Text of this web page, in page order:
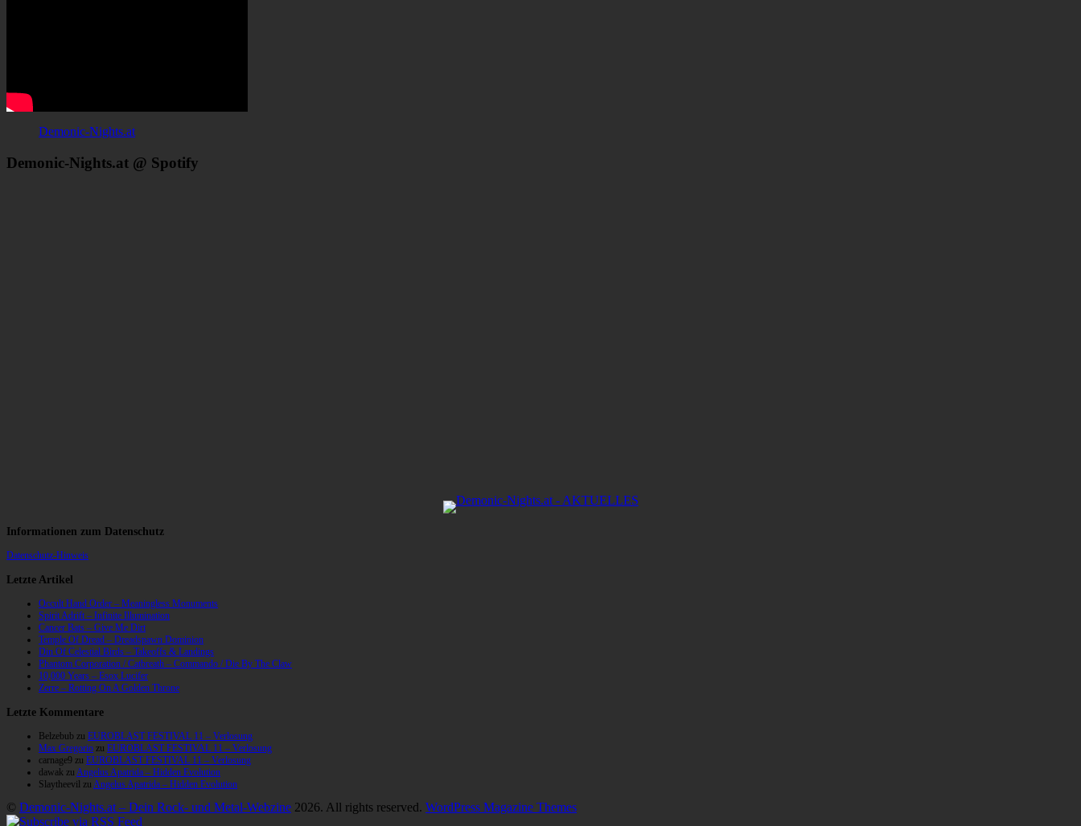
Demonic-Nights.at
Demonic-Nights.at @ Spotify
Informationen zum Datenschutz
Datenschutz-Hinweis
Letzte Artikel
Occult Hand Order – Meaningless Monuments
Spirit Adrift – Infinite Illumination
Cancer Bats – Give Me Dirt
Temple Of Dread – Dreadspawn Dominion
Din Of Celestial Birds – Takeoffs & Landings
Phantom Corporation / Catbreath – Commando / Die By The Claw
10,000 Years – Esox Lucifer
Zerre – Rotting On A Golden Throne
Letzte Kommentare
Belzebub zu EUROBLAST FESTIVAL 11 – Verlosung
Max Gregorio zu EUROBLAST FESTIVAL 11 – Verlosung
carnage9 zu EUROBLAST FESTIVAL 11 – Verlosung
dawak zu Angelus Apatrida – Hidden Evolution
Slaytheevil zu Angelus Apatrida – Hidden Evolution
© Demonic-Nights.at – Dein Rock- und Metal-Webzine 2026. All rights reserved. WordPress Magazine Themes